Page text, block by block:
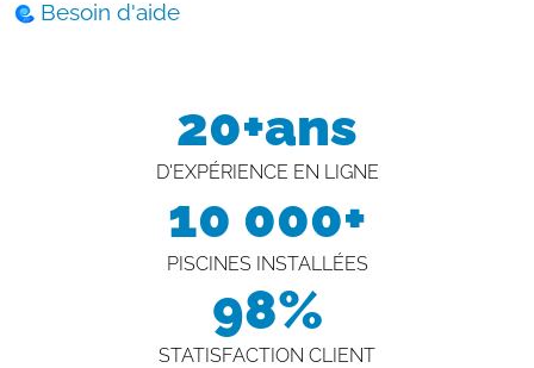
Besoin d'aide
20+ans
D'EXPÉRIENCE EN LIGNE
10 000+
PISCINES INSTALLÉES
98%
STATISFACTION CLIENT